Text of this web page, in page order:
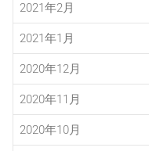
2021年2月
2021年1月
2020年12月
2020年11月
2020年10月